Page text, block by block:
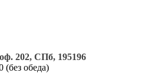
202, СПб, 195196
(без обеда)